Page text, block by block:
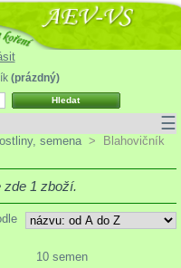
(prázdný)
☰
semena >
Blahovičník
zde 1 zboží.
10 semen